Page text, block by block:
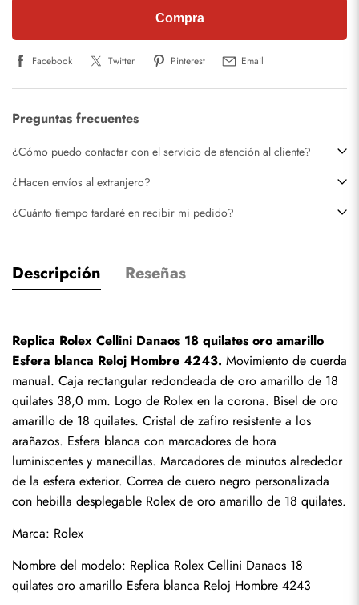
Compra
Facebook Twitter Pinterest Email
Preguntas frecuentes
¿Cómo puedo contactar con el servicio de atención al cliente?
¿Hacen envíos al extranjero?
¿Cuánto tiempo tardaré en recibir mi pedido?
Descripción Reseñas
Replica Rolex Cellini Danaos 18 quilates oro amarillo
Esfera blanca Reloj Hombre 4243. Movimiento de cuerda
manual. Caja rectangular redondeada de oro amarillo de 18
quilates 38,0 mm. Logo de Rolex en la corona. Bisel de oro
amarillo de 18 quilates. Cristal de zafiro resistente a los
arañazos. Esfera blanca con marcadores de hora
luminiscentes y manecillas. Marcadores de minutos alrededor
de la esfera exterior. Correa de cuero negro personalizada
con hebilla desplegable Rolex de oro amarillo de 18 quilates.
Marca: Rolex
Nombre del modelo: Replica Rolex Cellini Danaos 18
quilates oro amarillo Esfera blanca Reloj Hombre 4243